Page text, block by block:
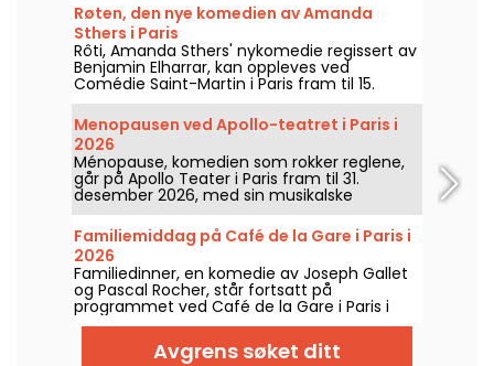
Røten, den nye komedien av Amanda
Sthers i Paris
Rôti, Amanda Sthers' nykomedie regissert av
Benjamin Elharrar, kan oppleves ved
Comédie Saint-Martin i Paris fram til 15.
oktober 2026.
Menopausen ved Apollo-teatret i Paris i
2026
Ménopause, komedien som rokker reglene,
går på Apollo Teater i Paris fram til 31.
desember 2026, med sin musikalske
forestilling om overgangsalderen.
Familiemiddag på Café de la Gare i Paris i
2026
Familiedinner, en komedie av Joseph Gallet
og Pascal Rocher, står fortsatt på
programmet ved Café de la Gare i Paris i
2026.En familiesammenkomst under press
rundt Alexanders 30-årsdag.
Avgrens søket ditt